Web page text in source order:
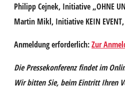
Philipp Cejnek, Initiative „OHNE
Martin Mikl, Initiative KEIN
Anmeldung erforderlich:Zur
Die Pressekonferenz findet im
Wir bitten Sie, beim Eintritt Ihren